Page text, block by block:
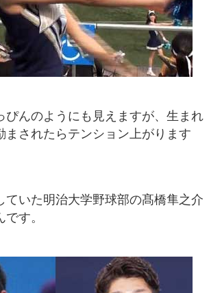
ぴんのようにも見えますが、生まれ
まされたらテンション上がります
ていた明治大学野球部の髙橋隼之介
す。